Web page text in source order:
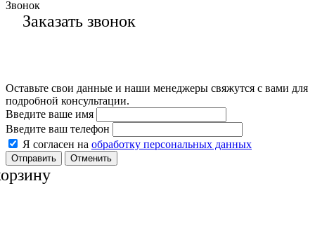
Звонок
Заказать звонок
Оставьте свои данные и наши менеджеры свяжутся с вами для
подробной консультации.
Введите ваше имя
Введите ваш телефон
Я согласен на обработку персональных данных
Отменить